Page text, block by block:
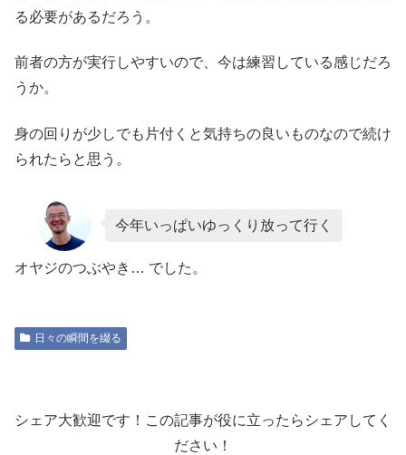
る必要があるだろう。
前者の方が実行しやすいので、今は練習している感じだろ
うか。
身の回りが少しでも片付くと気持ちの良いものなので続け
られたらと思う。
今年いっぱいゆっくり放って行く
オヤジのつぶやき… でした。
日々の瞬間を綴る
シェア大歓迎です！この記事が役に立ったらシェアしてく
ださい！